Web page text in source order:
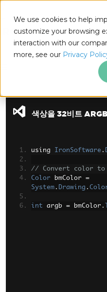
We use cookies to help
customize your browsing
interaction with our
more, see our Privacy
.NET
색상을 32비트
using IronSoftware .
// Convert color to
Color bmColor =
System . Drawing .
int argb = bmColor .